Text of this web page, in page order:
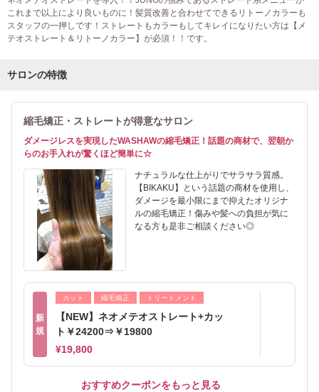
これまで以上により良いものに！髪質改善と合わせてできるリトーノカラーも
スタッフの一押しです！ストレートもカラーもしてキレイになりたい方は【メ
テオストレート＆リトーノカラー】が必須！！です。
サロンの特徴
縮毛矯正・ストレートが得意なサロン
ダメージレスを実現したWASHAWの縮毛矯正！話題の商材で、翌朝か
らのお手入れが驚くほど簡単に☆
ナチュラルな仕上がりでサラサラ質感。
【BIKAKU】という話題の商材を使用し、
ダメージを最小限にまで抑えたオリジナ
ルの縮毛矯正！傷みや髪への負担が気に
なる方も是非ご相談ください◎
新
規
カット 縮毛矯正 トリートメント
【NEW】ネオメテオストレート+カッ
ト￥24200⇒￥19800
¥19,800
おすすめクーポンをもっと見る